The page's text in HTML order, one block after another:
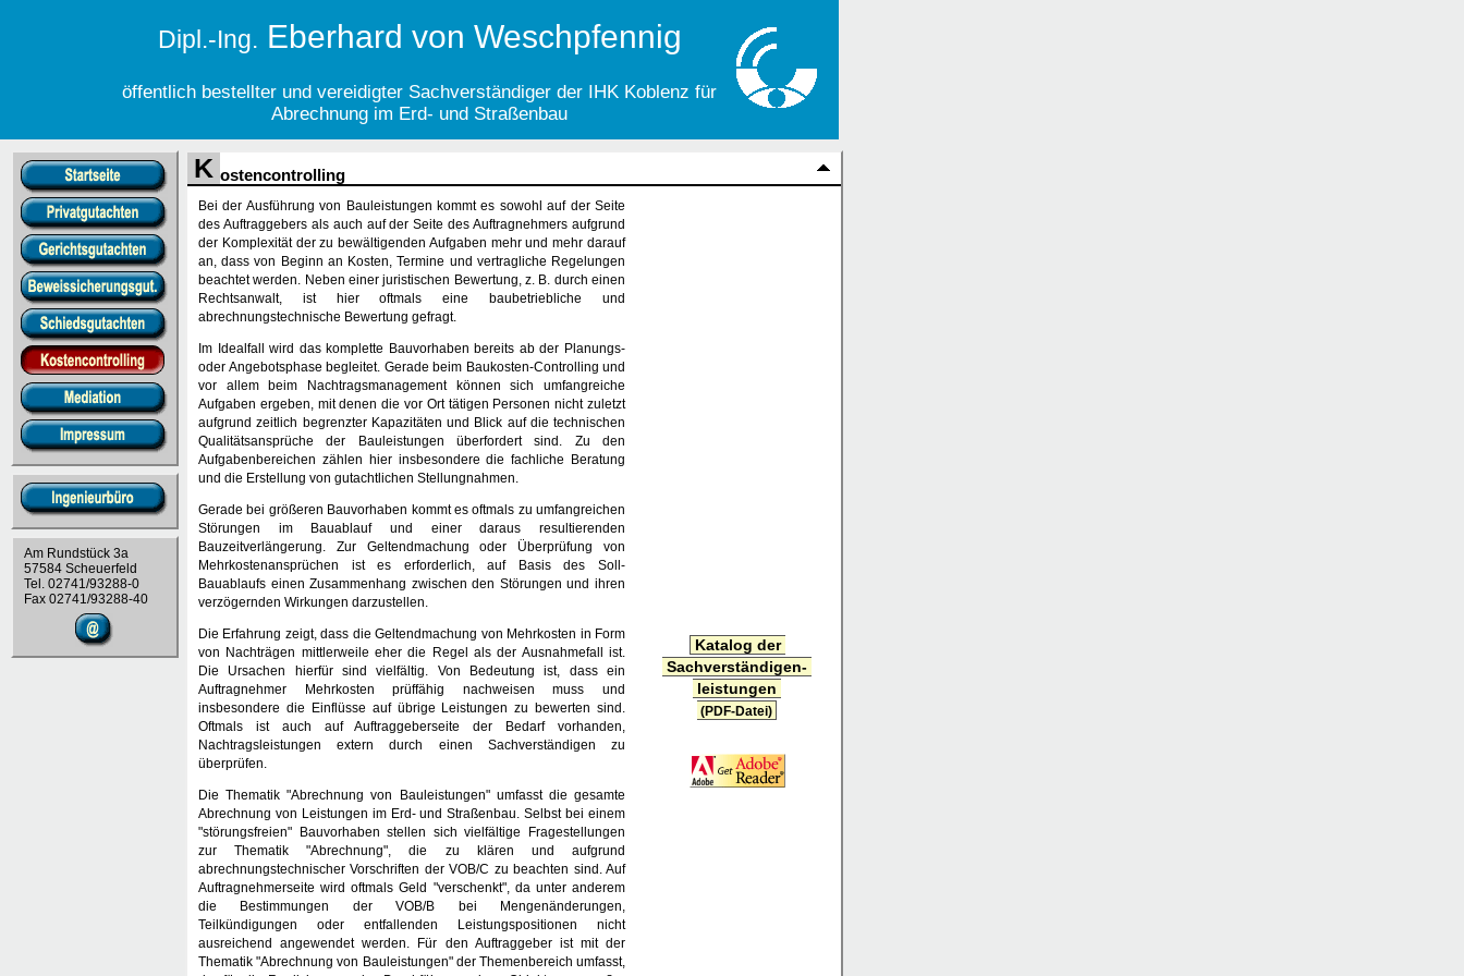
Dipl.-Ing. Eberhard von Weschpfennig
öffentlich bestellter und vereidigter Sachverständiger der IHK Koblenz für
Abrechnung im Erd- und Straßenbau
Am Rundstück 3a
57584 Scheuerfeld
Tel. 02741/93288-0
Fax 02741/93288-40
K ostencontrolling
Bei der Ausführung von Bauleistungen kommt es sowohl auf der Seite
des Auftraggebers als auch auf der Seite des Auftragnehmers aufgrund
der Komplexität der zu bewältigenden Aufgaben mehr und mehr darauf
an, dass von Beginn an Kosten, Termine und vertragliche Regelungen
beachtet werden. Neben einer juristischen Bewertung, z. B. durch einen
Rechtsanwalt, ist hier oftmals eine baubetriebliche und
abrechnungstechnische Bewertung gefragt.
Im Idealfall wird das komplette Bauvorhaben bereits ab der Planungs-
oder Angebotsphase begleitet. Gerade beim Baukosten-Controlling und
vor allem beim Nachtragsmanagement können sich umfangreiche
Aufgaben ergeben, mit denen die vor Ort tätigen Personen nicht zuletzt
aufgrund zeitlich begrenzter Kapazitäten und Blick auf die technischen
Qualitätsansprüche der Bauleistungen überfordert sind. Zu den
Aufgabenbereichen zählen hier insbesondere die fachliche Beratung
und die Erstellung von gutachtlichen Stellungnahmen.
Gerade bei größeren Bauvorhaben kommt es oftmals zu umfangreichen
Störungen im Bauablauf und einer daraus resultierenden
Bauzeitverlängerung. Zur Geltendmachung oder Überprüfung von
Mehrkostenansprüchen ist es erforderlich, auf Basis des Soll-
Bauablaufs einen Zusammenhang zwischen den Störungen und ihren
verzögernden Wirkungen darzustellen.
Die Erfahrung zeigt, dass die Geltendmachung von Mehrkosten in Form
von Nachträgen mittlerweile eher die Regel als der Ausnahmefall ist.
Die Ursachen hierfür sind vielfältig. Von Bedeutung ist, dass ein
Auftragnehmer Mehrkosten prüffähig nachweisen muss und
insbesondere die Einflüsse auf übrige Leistungen zu bewerten sind.
Oftmals ist auch auf Auftraggeberseite der Bedarf vorhanden,
Nachtragsleistungen extern durch einen Sachverständigen zu
überprüfen.
Die Thematik "Abrechnung von Bauleistungen" umfasst die gesamte
Abrechnung von Leistungen im Erd- und Straßenbau. Selbst bei einem
"störungsfreien" Bauvorhaben stellen sich vielfältige Fragestellungen
zur Thematik "Abrechnung", die zu klären und aufgrund
abrechnungstechnischer Vorschriften der VOB/C zu beachten sind. Auf
Auftragnehmerseite wird oftmals Geld "verschenkt", da unter anderem
die Bestimmungen der VOB/B bei Mengenänderungen,
Teilkündigungen oder entfallenden Leistungspositionen nicht
ausreichend angewendet werden. Für den Auftraggeber ist mit der
Thematik "Abrechnung von Bauleistungen" der Themenbereich umfasst,
Katalog der
Sachverständigen-
leistungen
(PDF-Datei)